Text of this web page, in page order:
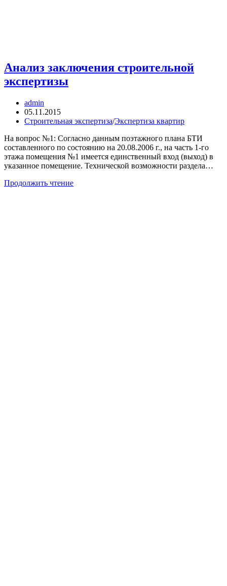
Анализ заключения строительной
экспертизы
Автор
записи:
admin
Запись
опубликована:
05.11.2015
Рубрика
Строительная экспертиза/Экспертиза квартир
На вопрос №1: Согласно данным поэтажного плана БТИ
составленного по состоянию на 20.08.2006 г., на часть 1-го
этажа помещения №1 имеется единственный вход (выход) в
указанное помещение. Технической возможности раздела…
Продолжить чтениеАнализ